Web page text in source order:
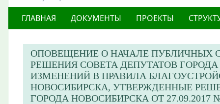
ГЛАВНАЯ ДОКУМЕНТЫ ПРОЕКТЫ
ОПОВЕЩЕНИЕ О НАЧАЛЕ ПУБЛИЧНЫХ
РЕШЕНИЯ СОВЕТА ДЕПУТАТОВ
ИЗМЕНЕНИЙ В ПРАВИЛА
НОВОСИБИРСКА, УТВЕРЖДЕННЫЕ
ГОРОДА НОВОСИБИРСКА ОТ 27.09.2017